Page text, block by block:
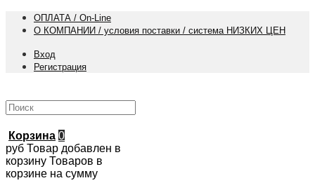
ОПЛАТА / On-Line
О КОМПАНИИ / условия поставки / система НИЗКИХ ЦЕН
Вход
Регистрация
Корзина 0
руб Товар добавлен в
корзину Товаров в
корзине на сумму